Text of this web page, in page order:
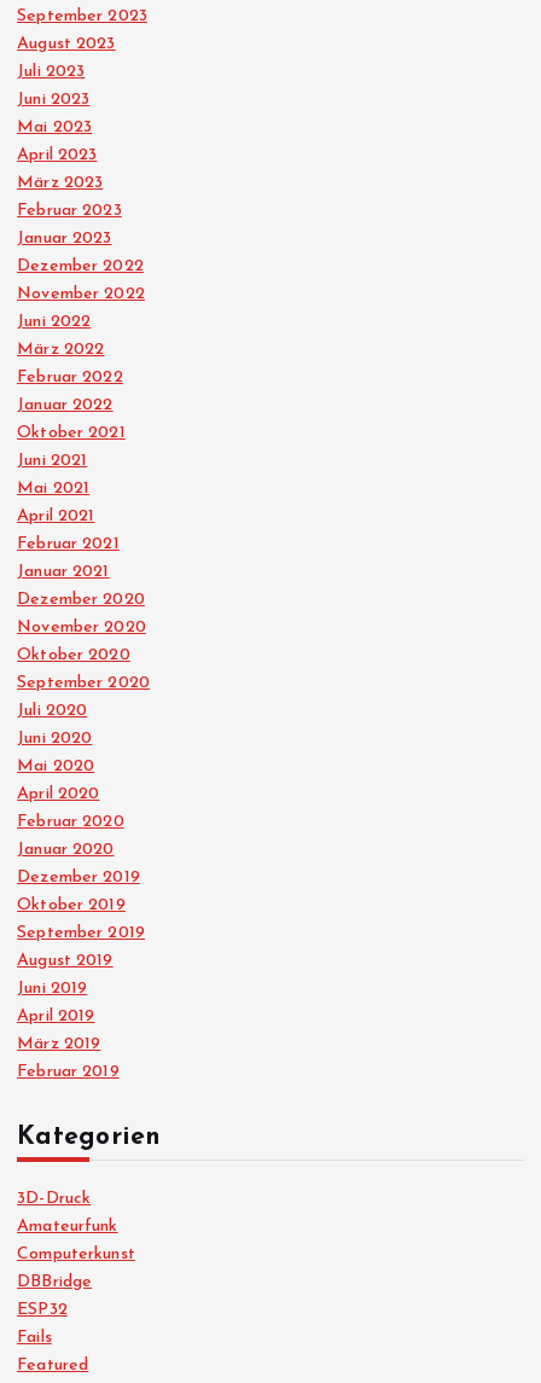
September 2023
August 2023
Juli 2023
Juni 2023
Mai 2023
April 2023
März 2023
Februar 2023
Januar 2023
Dezember 2022
November 2022
Juni 2022
März 2022
Februar 2022
Januar 2022
Oktober 2021
Juni 2021
Mai 2021
April 2021
Februar 2021
Januar 2021
Dezember 2020
November 2020
Oktober 2020
September 2020
Juli 2020
Juni 2020
Mai 2020
April 2020
Februar 2020
Januar 2020
Dezember 2019
Oktober 2019
September 2019
August 2019
Juni 2019
April 2019
März 2019
Februar 2019
Kategorien
3D-Druck
Amateurfunk
Computerkunst
DBBridge
ESP32
Fails
Featured